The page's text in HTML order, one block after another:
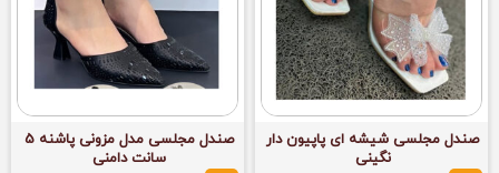
صندل مجلسی شیشه ای پاپیون دار
نگینی
صندل مجلسی مدل مزونی پاشنه 5
سانت دامنی